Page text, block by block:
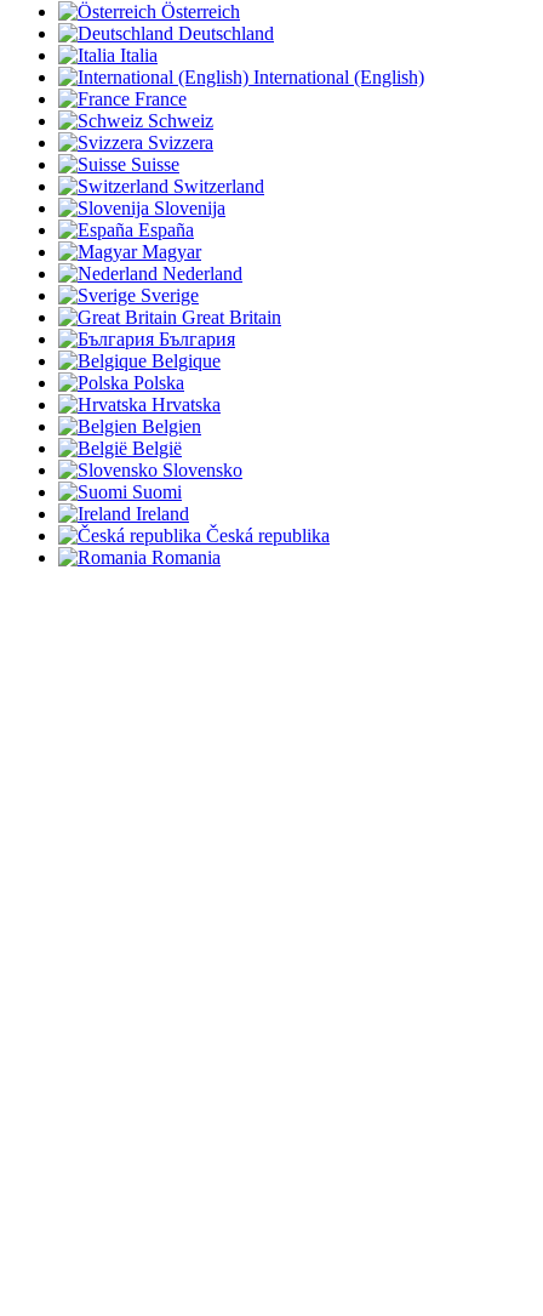
Österreich
Deutschland
Italia
International (English)
France
Schweiz
Svizzera
Suisse
Switzerland
Slovenija
España
Magyar
Nederland
Sverige
Great Britain
България
Belgique
Polska
Hrvatska
Belgien
België
Slovensko
Suomi
Ireland
Česká republika
Romania